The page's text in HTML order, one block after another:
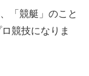
「競艇」のこと
競技になりま